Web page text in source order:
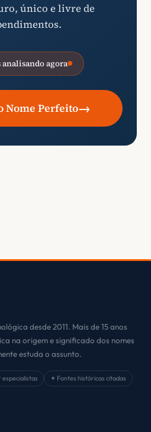
único e livre de
analisando agora
Nome Perfeito→
desde 2011. Mais de 15 anos
na origem e significado dos nomes
estuda o assunto.
especialistas
✦ Fontes históricas citadas